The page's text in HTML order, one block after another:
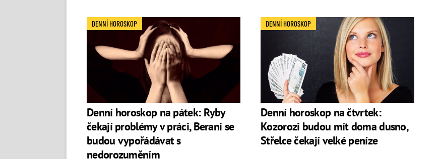
Denní horoskop na pátek: Ryby
čekají problémy v práci, Berani se
budou vypořádávat s
nedorozuměním
DENNÍ HOROSKOP
Denní horoskop na čtvrtek:
Kozorozi budou mít doma dusno,
Střelce čekají velké peníze
DENNÍ HOROSKOP